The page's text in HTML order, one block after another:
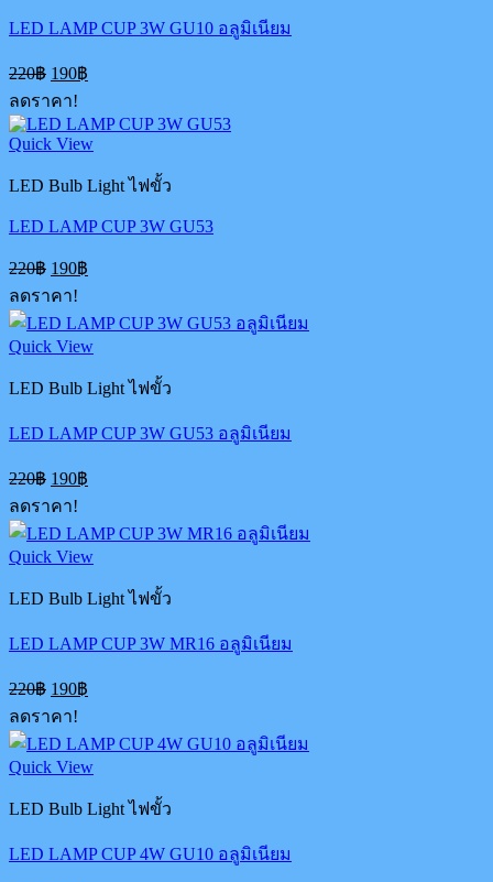
LED LAMP CUP 3W GU10 อลูมิเนียม
220฿ Original
price
was:
220฿.
190฿
price
190฿.
ลดราคา!
Quick View
LED Bulb Light ไฟขั้ว
LED LAMP CUP 3W GU53
220฿ Original
price
was:
220฿.
190฿
price
190฿.
ลดราคา!
Quick View
LED Bulb Light ไฟขั้ว
LED LAMP CUP 3W GU53 อลูมิเนียม
220฿ Original
price
was:
220฿.
190฿
price
190฿.
ลดราคา!
Quick View
LED Bulb Light ไฟขั้ว
LED LAMP CUP 3W MR16 อลูมิเนียม
220฿ Original
price
was:
220฿.
190฿
price
190฿.
ลดราคา!
Quick View
LED Bulb Light ไฟขั้ว
LED LAMP CUP 4W GU10 อลูมิเนียม